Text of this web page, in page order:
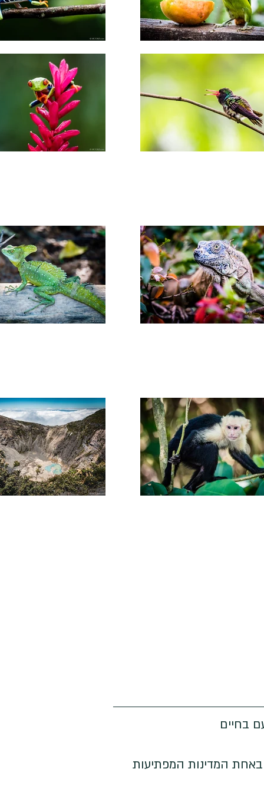
בחיים
המדינות המפתיעות